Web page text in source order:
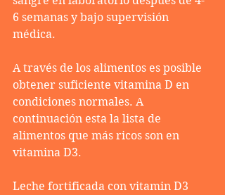
6 semanas y bajo supervisión
médica.
A través de los alimentos es posible
obtener suficiente vitamina D en
condiciones normales. A
continuación esta la lista de
alimentos que más ricos son en
vitamina D3.
Leche fortificada con vitamin D3